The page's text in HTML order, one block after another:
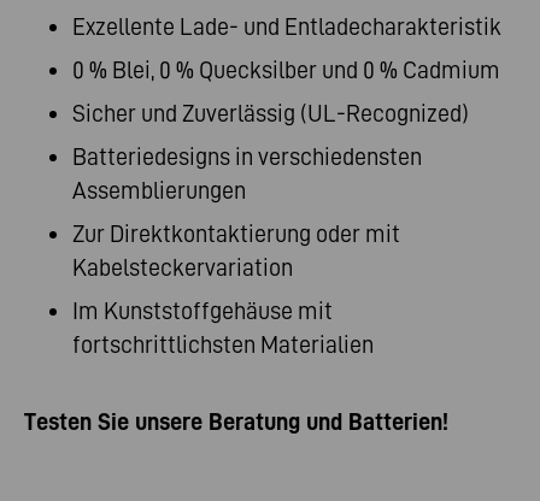
Exzellente Lade- und Entladecharakteristik
0 % Blei, 0 % Quecksilber und 0 % Cadmium
Sicher und Zuverlässig (UL-Recognized)
Batteriedesigns in verschiedensten
Assemblierungen
Zur Direktkontaktierung oder mit
Kabelsteckervariation
Im Kunststoffgehäuse mit
fortschrittlichsten Materialien
Testen Sie unsere Beratung und Batterien!